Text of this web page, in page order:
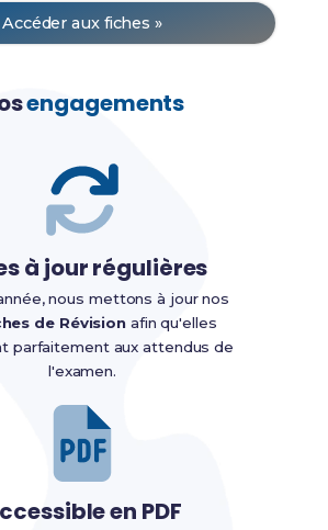
Accéder aux fiches »
engagements
à jour régulières
nous mettons à jour nos
de Révision afin qu'elles
parfaitement aux attendus de
l'examen.
en PDF